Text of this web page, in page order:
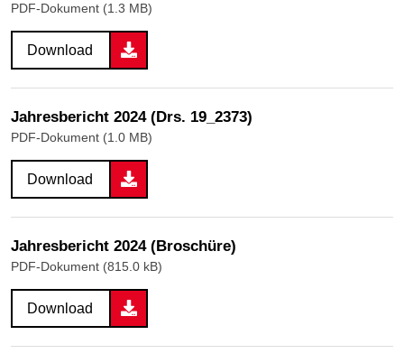
PDF-Dokument (1.3 MB)
Download
Jahresbericht 2024 (Drs. 19_2373)
PDF-Dokument (1.0 MB)
Download
Jahresbericht 2024 (Broschüre)
PDF-Dokument (815.0 kB)
Download